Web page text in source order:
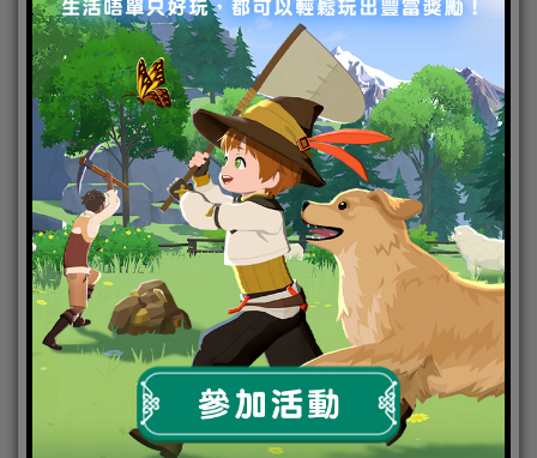
(圖說) 《白貓Project》「幻獸傳奇The Concerto Fate」
限定角色-莉貝特
《白貓 Project》期間限定活動同步上線
歡慶「幻獸傳奇The Concerto Fate」新篇章上線，自8
月4日起《白貓 Project》同步推出一系列期間限定活動
回饋玩家，於活動時間內登入遊戲，玩家完成系列活
動可獲得免費寶石、幻獸傳奇限定角色池10+1抽、